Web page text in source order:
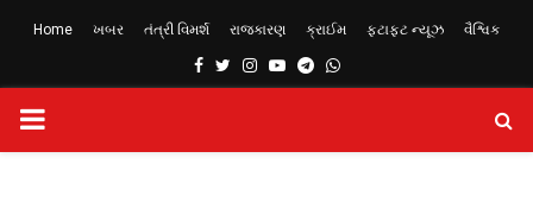
Home ખબર તંત્રી વિમર્શ રાજકારણ ક્રાઈમ ફટાફટ ન્યૂઝ વૈશ્વિક
Facebook
TwitterInstagram
YoutubeTelegram
Whatsapp
PRIMARY